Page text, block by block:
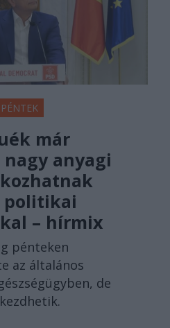
már
anyagi
politikai
– hírmix
pénteken
az általános
de